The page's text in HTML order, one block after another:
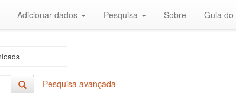
Adicionar dados Pesquisa Sobre Guia do
Pesquisa avançada